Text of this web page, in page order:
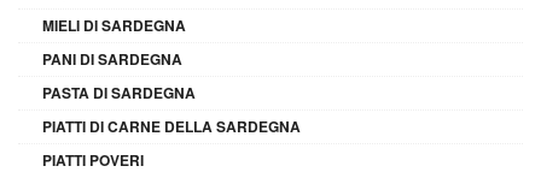
MIELI DI SARDEGNA
PANI DI SARDEGNA
PASTA DI SARDEGNA
PIATTI DI CARNE DELLA SARDEGNA
PIATTI POVERI